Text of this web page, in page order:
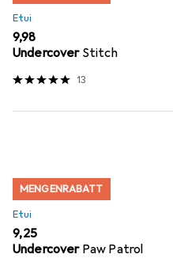
Etui
EUR
9,98
Undercover Stitch
13
MENGENRABATT
Etui
EUR
9,25
Undercover Paw Patrol